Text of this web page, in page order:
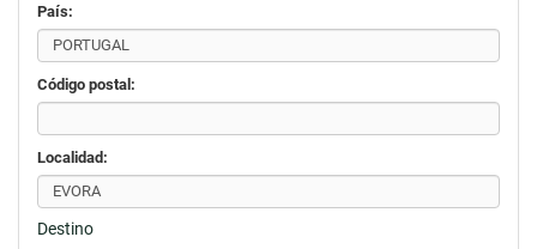
País:
Código postal:
Localidad:
Destino